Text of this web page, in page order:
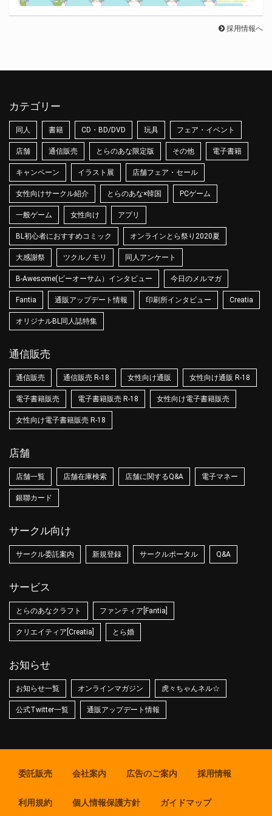
採用情報へ
カテゴリー
同人 書籍 CD・BD/DVD 玩具 フェア・イベント
店舗 通信販売 とらのあな限定版 その他 電子書籍
キャンペーン イラスト展 店舗フェア・セール
女性向けサークル紹介 とらのあな×韓国 PCゲーム
一般ゲーム 女性向け アプリ
BL初心者におすすめコミック オンラインとら祭り2020夏
大感謝祭 ツクルノモリ 同人アンケート
B-Awesome(ビーオーサム）インタビュー 今日のメルマガ
Fantia 通販アップデート情報 印刷所インタビュー Creatia
オリジナルBL同人誌特集
通信販売
通信販売 通信販売 R-18 女性向け通販 女性向け通販 R-18
電子書籍販売 電子書籍販売 R-18 女性向け電子書籍販売
女性向け電子書籍販売 R-18
店舗
店舗一覧 店舗在庫検索 店舗に関するQ&A 電子マネー
銀聯カード
サークル向け
サークル委託案内 新規登録 サークルポータル Q&A
サービス
とらのあなクラフト ファンティア[Fantia]
クリエイティア[Creatia] とら婚
お知らせ
お知らせ一覧 オンラインマガジン 虎々ちゃんネル☆
公式Twitter一覧 通販アップデート情報
委託販売 会社案内 広告のご案内 採用情報
利用規約 個人情報保護方針 ガイドマップ